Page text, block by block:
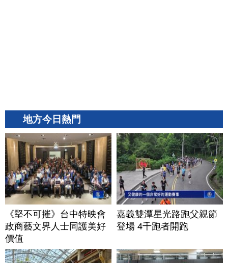
地方今日熱門
《堅不可摧》台中特映會
政商藝文界人士同護美好
價值
嘉義雙潭星光路跑父親節
登場 4千跑者開跑